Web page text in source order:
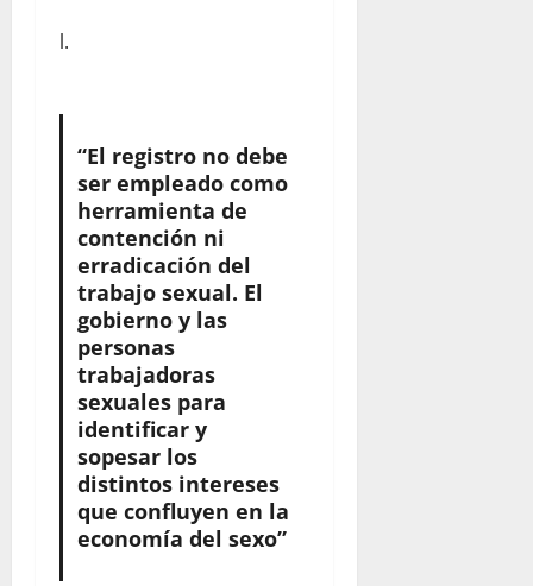
l.
“El registro no debe
ser empleado como
herramienta de
contención ni
erradicación del
trabajo sexual. El
gobierno y las
personas
trabajadoras
sexuales para
identificar y
sopesar los
distintos intereses
que confluyen en la
economía del sexo”